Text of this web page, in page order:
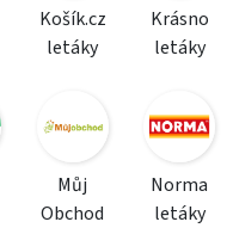
Košík.cz
letáky
Krásno
letáky
Můj
Obchod
Norma
letáky